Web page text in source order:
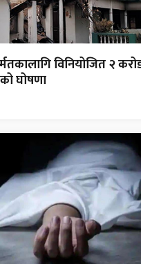
विनियोजित २
घोषणा